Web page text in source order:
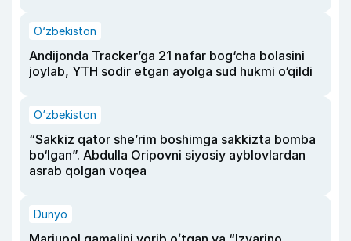
O‘zbekiston
Andijonda Tracker’ga 21 nafar bog‘cha bolasini
joylab, YTH sodir etgan ayolga sud hukmi o‘qildi
O‘zbekiston
“Sakkiz qator she’rim boshimga sakkizta bomba
bo‘lgan”. Abdulla Oripovni siyosiy ayblovlardan
asrab qolgan voqea
Dunyo